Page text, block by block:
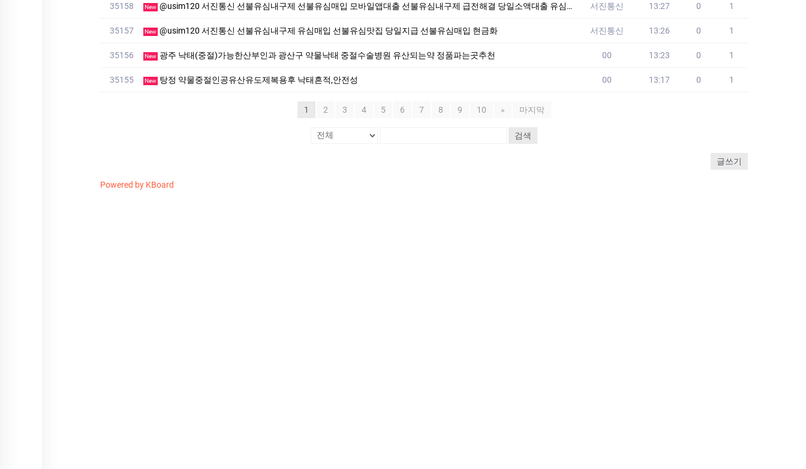
35158 New @usim120 서진통신 선불유심내구제 선불유심매입 모바일앱대출 선불유심내구제 급전해결 당일소액대출 유심내구제 카드깡 선불유심맛집 서진통신 13:27 0 1
35157 New @usim120 서진통신 선불유심내구제 유심매입 선불유심맛집 당일지급 선불유심매입 현금화 서진통신 13:26 0 1
35156 New 광주 낙태(중절)가능한산부인과 광산구 약물낙태 중절수술병원 유산되는약 정품파는곳추천 00 13:23 0 1
35155 New 탕정 약물중절인공유산유도제복용후 낙태흔적,안전성 00 13:17 0 1
1 2 3 4 5 6 7 8 9 10 » 마지막
검색
글쓰기
Powered by KBoard